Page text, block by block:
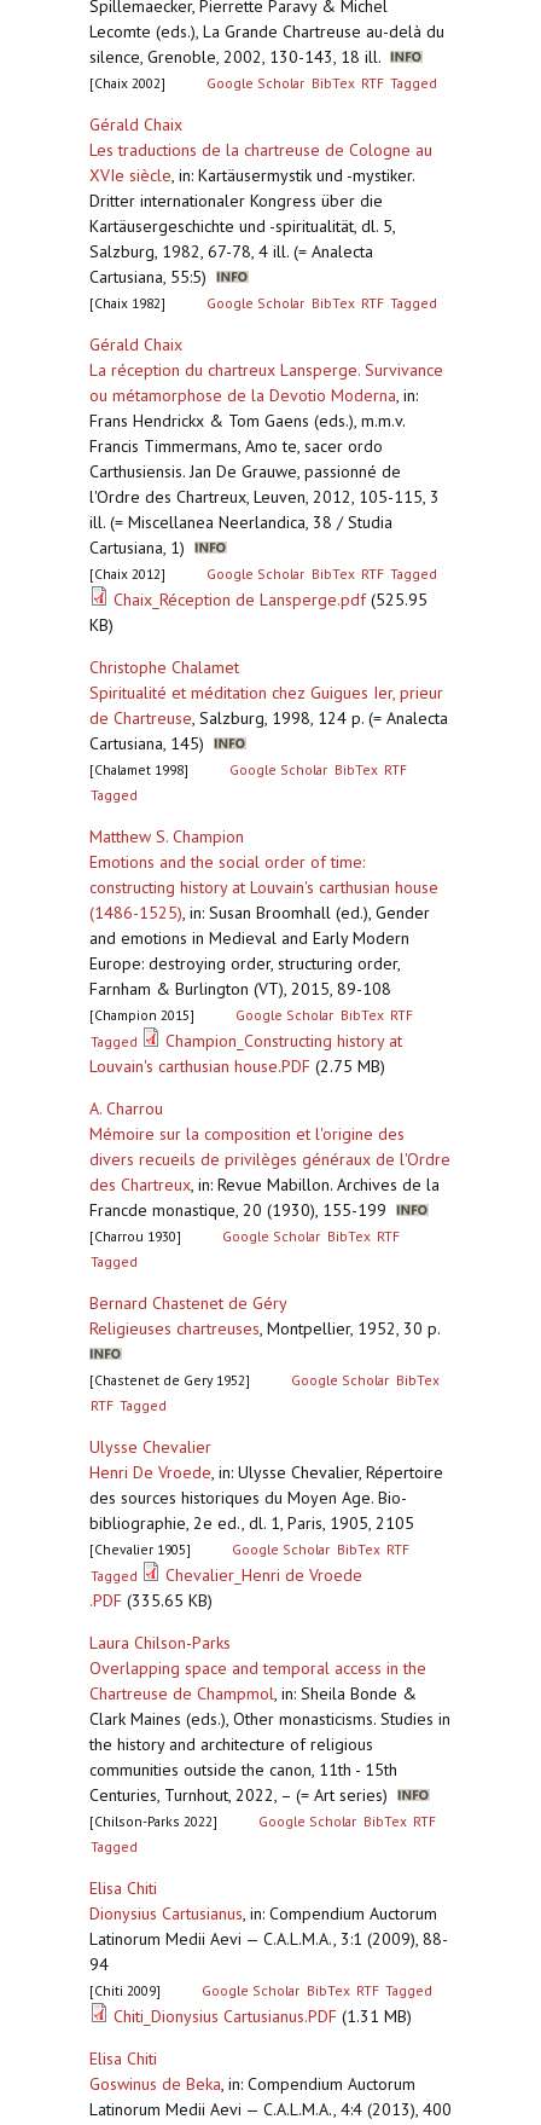
Spillemaecker, Pierrette Paravy & Michel
Lecomte (eds.), La Grande Chartreuse au-delà du
silence, Grenoble, 2002, 130-143, 18 ill.
[Chaix 2002] Google Scholar BibTex RTF Tagged
Gérald Chaix
Les traductions de la chartreuse de Cologne au
XVIe siècle, in: Kartäusermystik und -mystiker.
Dritter internationaler Kongress über die
Kartäusergeschichte und -spiritualität, dl. 5,
Salzburg, 1982, 67-78, 4 ill. (= Analecta
Cartusiana, 55:5)
[Chaix 1982] Google Scholar BibTex RTF Tagged
Gérald Chaix
La réception du chartreux Lansperge. Survivance
ou métamorphose de la Devotio Moderna, in:
Frans Hendrickx & Tom Gaens (eds.), m.m.v.
Francis Timmermans, Amo te, sacer ordo
Carthusiensis. Jan De Grauwe, passionné de
l'Ordre des Chartreux, Leuven, 2012, 105-115, 3
ill. (= Miscellanea Neerlandica, 38 / Studia
Cartusiana, 1)
[Chaix 2012] Google Scholar BibTex RTF Tagged
Chaix_Réception de Lansperge.pdf(525.95
KB)
Christophe Chalamet
Spiritualité et méditation chez Guigues Ier, prieur
de Chartreuse, Salzburg, 1998, 124 p. (= Analecta
Cartusiana, 145)
[Chalamet 1998] Google Scholar BibTex RTF
Tagged
Matthew S. Champion
Emotions and the social order of time:
constructing history at Louvain's carthusian house
(1486-1525), in: Susan Broomhall (ed.), Gender
and emotions in Medieval and Early Modern
Europe: destroying order, structuring order,
Farnham & Burlington (VT), 2015, 89-108
[Champion 2015] Google Scholar BibTex RTF
Tagged
Champion_Constructing history at
Louvain's carthusian house.PDF (2.75 MB)
A. Charrou
Mémoire sur la composition et l'origine des
divers recueils de privilèges généraux de l'Ordre
des Chartreux, in: Revue Mabillon. Archives de la
Francde monastique, 20 (1930), 155-199
[Charrou 1930] Google Scholar BibTex RTF
Tagged
Bernard Chastenet de Géry
Religieuses chartreuses, Montpellier, 1952, 30 p.
[Chastenet de Gery 1952] Google Scholar BibTex
RTF Tagged
Ulysse Chevalier
Henri De Vroede, in: Ulysse Chevalier, Répertoire
des sources historiques du Moyen Age. Bio-
bibliographie, 2e ed., dl. 1, Paris, 1905, 2105
[Chevalier 1905] Google Scholar BibTex RTF
Tagged
Chevalier_Henri de Vroede
.PDF (335.65 KB)
Laura Chilson-Parks
Overlapping space and temporal access in the
Chartreuse de Champmol, in: Sheila Bonde &
Clark Maines (eds.), Other monasticisms. Studies in
the history and architecture of religious
communities outside the canon, 11th - 15th
Centuries, Turnhout, 2022, – (= Art series)
[Chilson-Parks 2022] Google Scholar BibTex RTF
Tagged
Elisa Chiti
Dionysius Cartusianus, in: Compendium Auctorum
Latinorum Medii Aevi — C.A.L.M.A., 3:1 (2009), 88-
94
[Chiti 2009] Google Scholar BibTex RTF Tagged
Chiti_Dionysius Cartusianus.PDF (1.31 MB)
Elisa Chiti
Goswinus de Beka, in: Compendium Auctorum
Latinorum Medii Aevi — C.A.L.M.A., 4:4 (2013), 400